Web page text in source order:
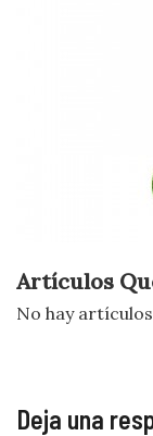
Artículos
No hay
Deja una